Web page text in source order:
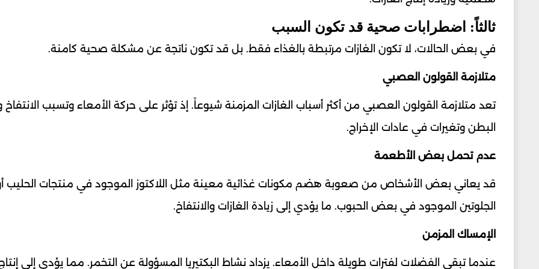
ثالثاً: اضطرابات صحية قد تكون السبب
في بعض الحالات، لا تكون الغازات مرتبطة بالغذاء فقط. بل قد تكون ناتجة عن مشكلة صحية كامنة.
متلازمة القولون العصبي
تعد متلازمة القولون العصبي من أكثر أسباب الغازات المزمنة شيوعاً. إذ تؤثر على حركة الأمعاء وتسبب الانتفاخ
البطن وتغيرات في عادات الإخراج.
عدم تحمل بعض الأطعمة
قد يعاني بعض الأشخاص من صعوبة هضم مكونات غذائية معينة مثل اللاكتوز الموجود في منتجات الحليب
الجلوتين الموجود في بعض الحبوب. ما يؤدي إلى زيادة الغازات والانتفاخ.
الإمساك المزمن
عندما تبقى الفضلات لفترات طويلة داخل الأمعاء. يزداد نشاط البكتيريا المسؤولة عن التخمر. مما يؤدي إلى